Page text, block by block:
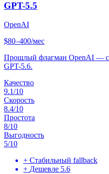
GPT-5.5
OpenAI
$80–400/мес
Прошлый флагман OpenAI —
GPT-5.6.
Качество
9.1/10
Скорость
8.4/10
Простота
8/10
Выгодность
5/10
+ Стабильный fallback
+ Дешевле 5.6